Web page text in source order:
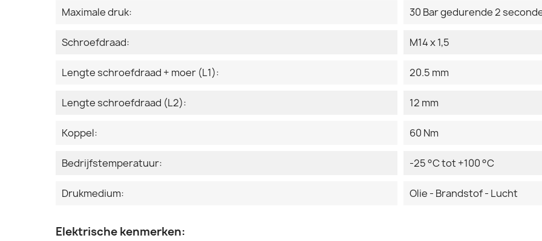
Maximale druk: 30 Bar gedurende 2
Schroefdraad: M14 x 1,5
Lengte schroefdraad + moer (L1): 20.5 mm
Lengte schroefdraad (L2): 12 mm
Koppel: 60 Nm
Bedrijfstemperatuur: -25 °C tot +100 °C
Drukmedium: Olie - Brandstof - Lucht
Elektrische kenmerken: